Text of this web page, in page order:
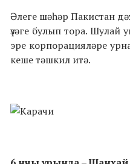
Әлеге шәһәр Пакистан
үзәге булып тора. Шулай
эре корпорацияләре
кеше тәшкил итә.